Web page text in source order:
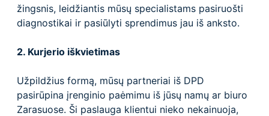
žingsnis, leidžiantis mūsų specialistams pasiruošti
diagnostikai ir pasiūlyti sprendimus jau iš anksto.
2. Kurjerio iškvietimas
Užpildžius formą, mūsų partneriai iš DPD
pasirūpina įrenginio paėmimu iš jūsų namų ar biuro
Zarasuose. Ši paslauga klientui nieko nekainuoja,